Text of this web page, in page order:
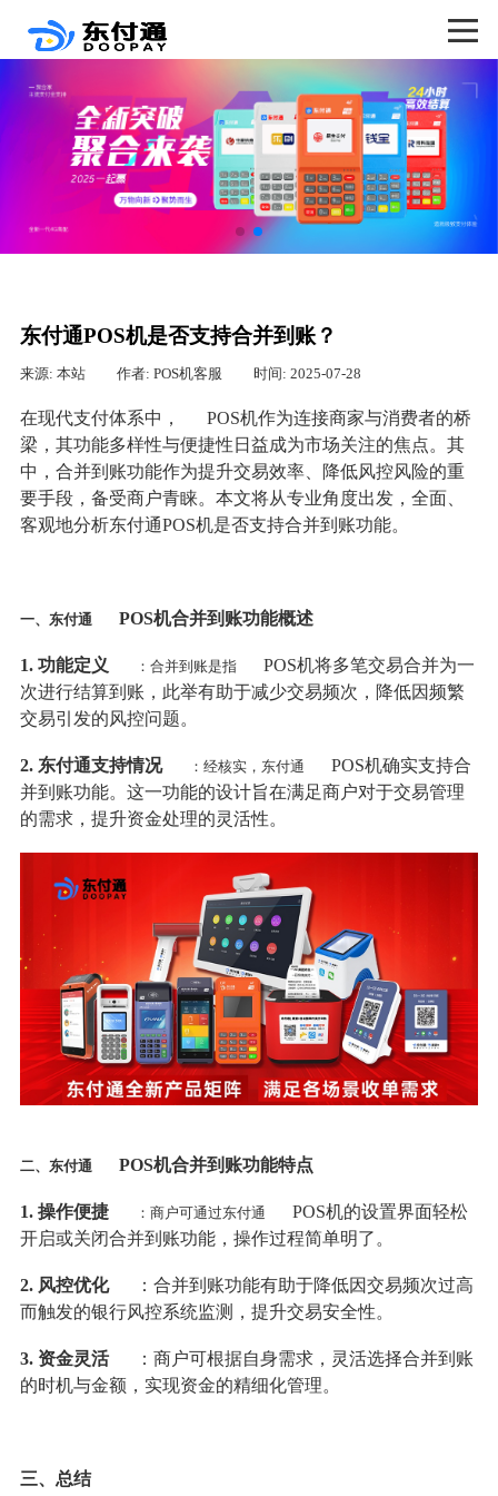
东付通POS机是否支持合并到账？
来源: 本站 作者: POS机客服 时间: 2025-07-28
在现代支付体系中，
POS机作为连接商家与消费者的桥
梁，其功能多样性与便捷性日益成为市场关注的焦点。其
中，合并到账功能作为提升交易效率、降低风控风险的重
要手段，备受商户青睐。本文将从专业角度出发，全面、
客观地分析东付通POS机是否支持合并到账功能。
一、东付通 POS机合并到账功能概述
1. 功能定义 ：合并到账是指
POS机将多笔交易合并为一
次进行结算到账，此举有助于减少交易频次，降低因频繁
交易引发的风控问题。
2. 东付通支持情况 ：经核实，东付通
POS机确实支持合
并到账功能。这一功能的设计旨在满足商户对于交易管理
的需求，提升资金处理的灵活性。
二、东付通 POS机合并到账功能特点
1. 操作便捷 ：商户可通过东付通
POS机的设置界面轻松
开启或关闭合并到账功能，操作过程简单明了。
2. 风控优化
：合并到账功能有助于降低因交易频次过高
而触发的银行风控系统监测，提升交易安全性。
3. 资金灵活
：商户可根据自身需求，灵活选择合并到账
的时机与金额，实现资金的精细化管理。
三、总结